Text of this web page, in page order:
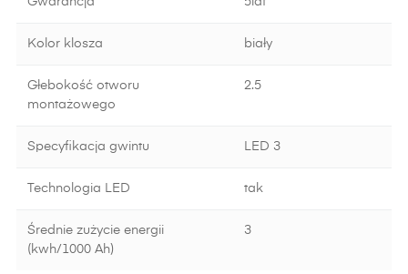
Kolor klosza biały
Głebokość otworu
montażowego
2.5
Specyfikacja gwintu LED 3
Technologia LED tak
Średnie zużycie energii
(kwh/1000 Ah)
3